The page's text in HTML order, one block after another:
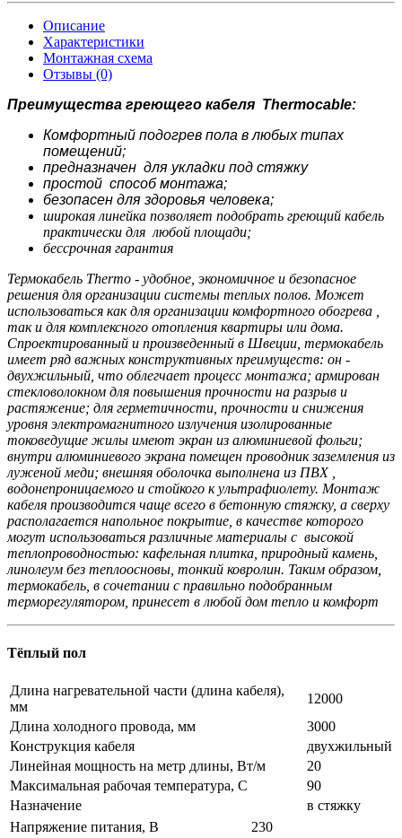
Описание
Характеристики
Монтажная схема
Отзывы (0)
Преимущества греющего кабеля Thermocable:
Комфортный подогрев пола в любых типах
помещений;
предназначен для укладки под стяжку
простой способ монтажа;
безопасен для здоровья человека;
широкая линейка позволяет подобрать греющий кабель
практически для любой площади;
бессрочная гарантия
Термокабель Thermo - удобное, экономичное и безопасное
решения для организации системы теплых полов. Может
использоваться как для организации комфортного обогрева ,
так и для комплексного отопления квартиры или дома.
Спроектированный и произведенный в Швеции, термокабель
имеет ряд важных конструктивных преимуществ: он -
двухжильный, что облегчает процесс монтажа; армирован
стекловолокном для повышения прочности на разрыв и
растяжение; для герметичности, прочности и снижения
уровня электромагнитного излучения изолированные
токоведущие жилы имеют экран из алюминиевой фольги;
внутри алюминиевого экрана помещен проводник заземления из
луженой меди; внешняя оболочка выполнена из ПВХ ,
водонепроницаемого и стойкого к ультрафиолету. Монтаж
кабеля производится чаще всего в бетонную стяжку, а сверху
располагается напольное покрытие, в качестве которого
могут использоваться различные материалы с высокой
теплопроводностью: кафельная плитка, природный камень,
линолеум без теплоосновы, тонкий ковролин. Таким образом,
термокабель, в сочетании с правильно подобранным
терморегулятором, принесет в любой дом тепло и комфорт
Тёплый пол
Длина нагревательной части (длина кабеля),
мм
12000
Длина холодного провода, мм
3000
Конструкция кабеля
двухжильный
Линейная мощность на метр длины, Вт/м
20
Максимальная рабочая температура, С
90
Назначение
в стяжку
Напряжение питания, В
230